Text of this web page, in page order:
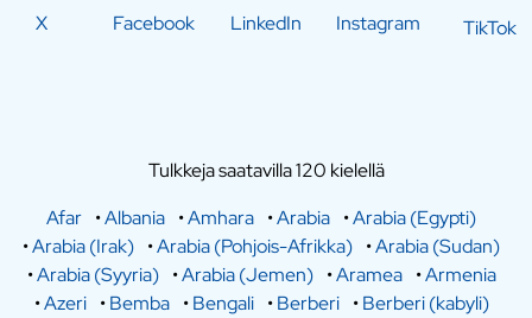
X Facebook LinkedIn Instagram TikTok
Tulkkeja saatavilla 120 kielellä
Afar •Albania •Amhara •Arabia •Arabia (Egypti)
•Arabia (Irak) •Arabia (Pohjois-Afrikka) •Arabia (Sudan)
•Arabia (Syyria) •Arabia (Jemen) •Aramea •Armenia
•Azeri •Bemba •Bengali •Berberi •Berberi (kabyli)